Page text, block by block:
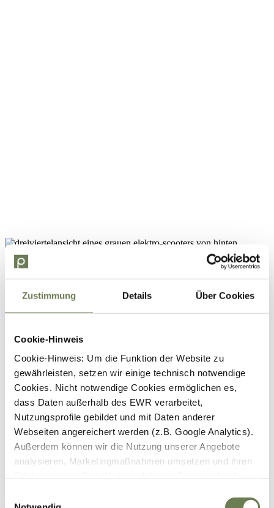
Zustimmung Details Über Cookies
Cookie-Hinweis
Cookie-Hinweis: Um die Funktion der Website zu
gewährleisten, setzen wir einige technisch notwendige
Cookies. Nicht notwendige Cookies ermöglichen es,
dass Daten außerhalb des EWR verarbeitet,
Nutzungsprofile gebildet und mit Daten anderer
Webseiten angereichert werden (z.B. Google Analytics).
Außerdem können wir die Nutzung unserer Angebote
analysieren, Marketingmaßnahmen umsetzen und ihren
Für die genannten Verarbeitungszwecke können